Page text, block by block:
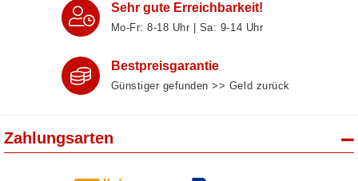
Sehr gute Erreichbarkeit!
Mo-Fr: 8‑18 Uhr | Sa: 9‑14 Uhr
Bestpreisgarantie
Günstiger gefunden >> Geld zurück
Zahlungsarten